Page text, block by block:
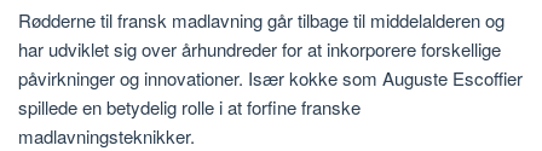
Rødderne til fransk madlavning går tilbage til middelalderen og
har udviklet sig over århundreder for at inkorporere forskellige
påvirkninger og innovationer. Især kokke som Auguste Escoffier
spillede en betydelig rolle i at forfine franske
madlavningsteknikker.